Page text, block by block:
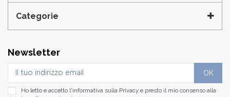
Categorie
Newsletter
Ho letto e accetto l'informativa sulla Privacy e presto il mio consenso alla